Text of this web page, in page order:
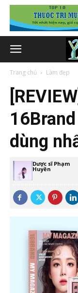
Trang chủ Làm đẹp
dùng
Dược sĩ Phạm
Huyền